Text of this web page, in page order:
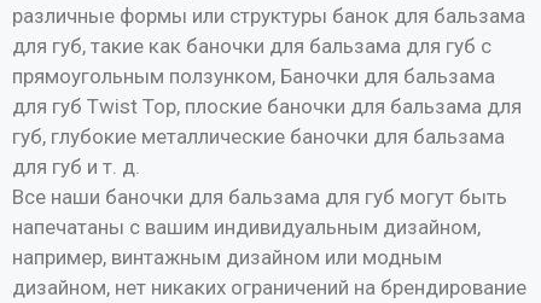
различные формы или структуры банок для бальзама
для губ, такие как баночки для бальзама для губ с
прямоугольным ползунком, Баночки для бальзама
для губ Twist Top, плоские баночки для бальзама для
губ, глубокие металлические баночки для бальзама
для губ и т. д.
Все наши баночки для бальзама для губ могут быть
напечатаны с вашим индивидуальным дизайном,
например, винтажным дизайном или модным
дизайном, нет никаких ограничений на брендирование